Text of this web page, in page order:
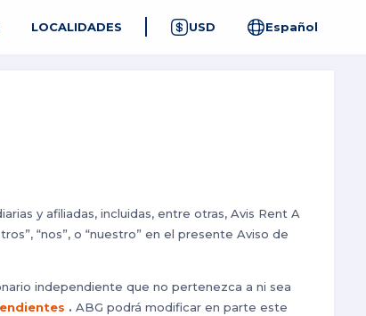
LOCALIDADES USD Español
y afiliadas, incluidas, entre otras, Avis Rent A
“nos”, o “nuestro” en el presente Aviso de
independiente que no pertenezca a ni sea
. ABG podrá modificar en parte este